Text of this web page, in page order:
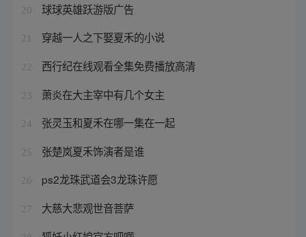
20 球球英雄跃游版广告
21 穿越一人之下娶夏禾的小说
22 西行纪在线观看全集免费播放高清
23 萧炎在大主宰中有几个女主
24 张灵玉和夏禾在哪一集在一起
25 张楚岚夏禾饰演者是谁
26 ps2龙珠武道会3龙珠许愿
27 大慈大悲观世音菩萨